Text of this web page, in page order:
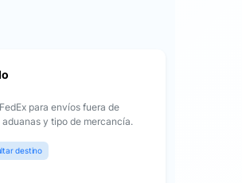
para envíos fuera de
y tipo de mercancía.
destino